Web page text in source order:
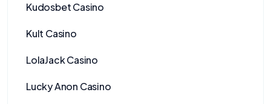
Kudosbet Casino
Kult Casino
LolaJack Casino
Lucky Anon Casino